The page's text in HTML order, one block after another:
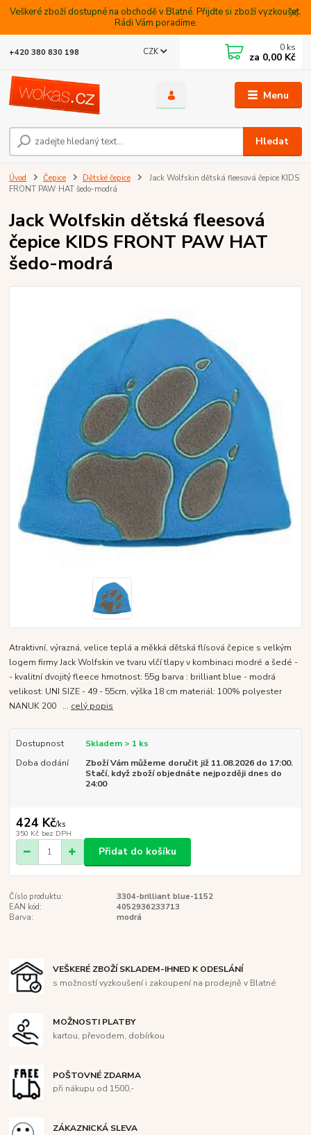
Veškeré zboží dostupné na obchodě v Blatné. Přijdte si zboží vyzkoušet.
Rádi Vám poradíme.
Menu
CZK
Hledat
+420 380 830 198 0 ks
za 0,00 Kč
Úvod Čepice Dětské čepice
Jack Wolfskin dětská fleesová čepice KIDS
FRONT PAW HAT šedo-modrá
Jack Wolfskin dětská fleesová
čepice KIDS FRONT PAW HAT
šedo-modrá
Atraktivní, výrazná, velice teplá a měkká dětská flísová čepice s velkým
logem firmy Jack Wolfskin ve tvaru vlčí tlapy v kombinaci modré a šedé -
- kvalitní dvojitý fleece hmotnost: 55g barva : brilliant blue - modrá
velikost: UNI SIZE - 49 - 55cm, výška 18 cm materiál: 100% polyester
NANUK 200 ... celý popis
Dostupnost
Skladem > 1 ks
Doba dodání
Zboží Vám můžeme doručit již 11.08.2026 do 17:00.
Stačí, když zboží objednáte nejpozději dnes do
24:00
424 Kč/ks
350 Kč bez DPH
Přidat do košíku
Číslo produktu:
3304-brilliant blue-1152
EAN kód:
4052936233713
Barva:
modrá
VEŠKERÉ ZBOŽÍ SKLADEM-IHNED K ODESLÁNÍ
s možností vyzkoušení i zakoupení na prodejně v Blatné
MOŽNOSTI PLATBY
kartou, převodem, dobírkou
POŠTOVNÉ ZDARMA
při nákupu od 1500,-
ZÁKAZNICKÁ SLEVA